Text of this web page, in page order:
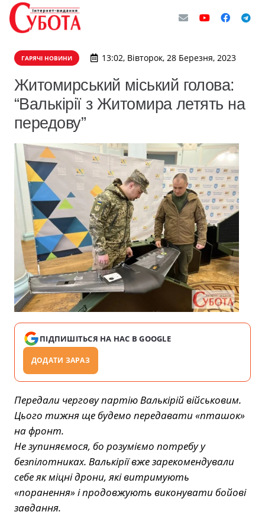
ГАРЯЧІ НОВИНИ 13:02, Вівторок, 28 Березня, 2023
Житомирський міський голова:
“Валькірії з Житомира летять на
передову”
ПІДПИШІТЬСЯ НА НАС В GOOGLE
ДОДАТИ ЗАРАЗ
Передали чергову партію Валькірій військовим.
Цього тижня ще будемо передавати «пташок»
на фронт.
Не зупиняємося, бо розуміємо потребу у
безпілотниках. Валькірії вже зарекомендували
себе як міцні дрони, які витримують
«поранення» і продовжують виконувати бойові
завдання.